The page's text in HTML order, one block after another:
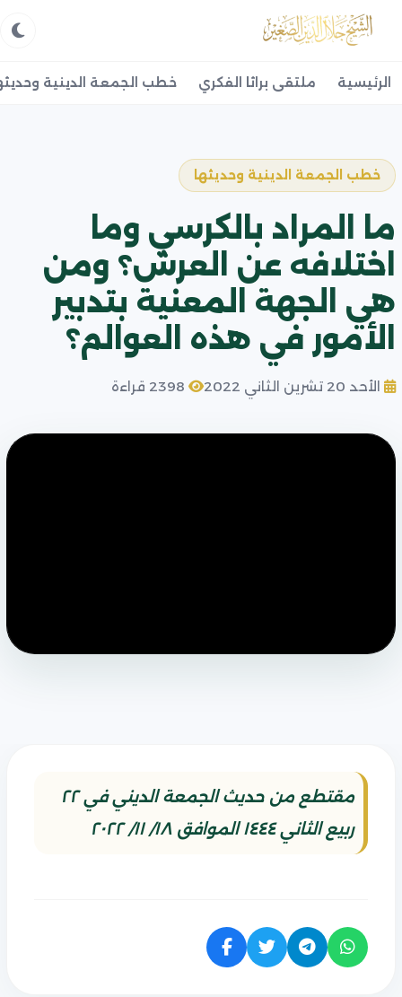
الرئيسية ملتقى براثا الفكري خطب الجمعة الدينية
خطب الجمعة الدينية وحديثها
ما المراد بالكرسي وما
اختلافه عن العرش؟ ومن
هي الجهة المعنية بتدبير
الأمور في هذه العوالم؟
الأحد 20 تشرين الثاني 2022
مقتطع من حديث الجمعة الديني في ٢٢
ربيع الثاني ١٤٤٤ الموافق ١٨/ ١١/ ٢٠٢٢